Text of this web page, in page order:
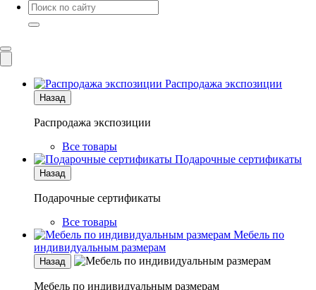
Распродажа экспозиции
Назад
Распродажа экспозиции
Все товары
Подарочные сертификаты
Назад
Подарочные сертификаты
Все товары
Мебель по
индивидуальным размерам
Назад
Мебель по индивидуальным размерам